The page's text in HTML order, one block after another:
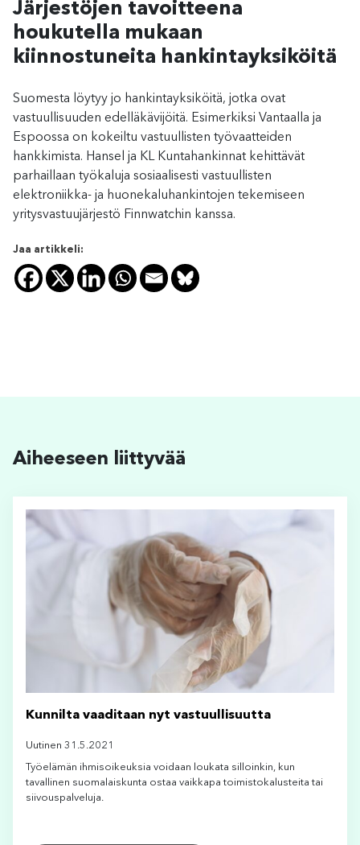
Järjestöjen tavoitteena
houkutella mukaan
kiinnostuneita hankintayksiköitä
Suomesta löytyy jo hankintayksiköitä, jotka ovat
vastuullisuuden edelläkävijöitä. Esimerkiksi Vantaalla ja
Espoossa on kokeiltu vastuullisten työvaatteiden
hankkimista. Hansel ja KL Kuntahankinnat kehittävät
parhaillaan työkaluja sosiaalisesti vastuullisten
elektroniikka- ja huonekaluhankintojen tekemiseen
yritysvastuujärjestö Finnwatchin kanssa.
Jaa artikkeli:
Aiheeseen liittyvää
Kunnilta vaaditaan nyt vastuullisuutta
Uutinen 31.5.2021
Työelämän ihmisoikeuksia voidaan loukata silloinkin, kun
tavallinen suomalaiskunta ostaa vaikkapa toimistokalusteita tai
siivouspalveluja.